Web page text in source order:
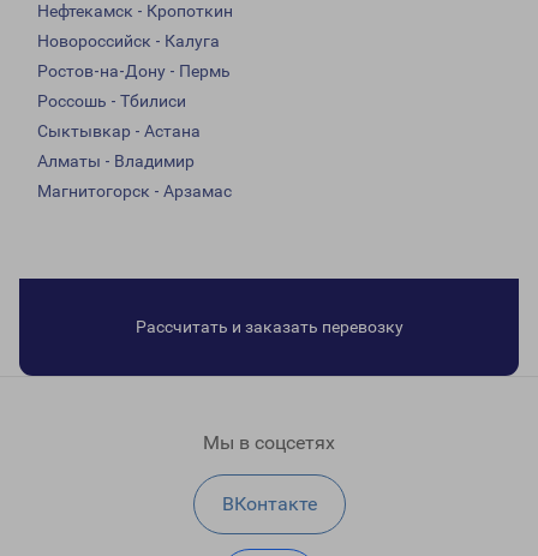
Нефтекамск - Кропоткин
Новороссийск - Калуга
Ростов-на-Дону - Пермь
Россошь - Тбилиси
Сыктывкар - Астана
Алматы - Владимир
Магнитогорск - Арзамас
Рассчитать и заказать перевозку
Мы в соцсетях
ВКонтакте